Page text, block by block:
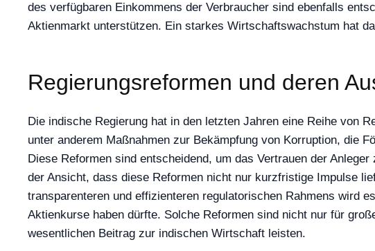
des verfügbaren Einkommens der Verbraucher sind ebenfalls
Aktienmarkt unterstützen. Ein starkes Wirtschaftswachstum hat
Regierungsreformen und deren
Die indische Regierung hat in den letzten Jahren eine Reihe von
unter anderem Maßnahmen zur Bekämpfung von Korruption, die
Diese Reformen sind entscheidend, um das Vertrauen der
der Ansicht, dass diese Reformen nicht nur kurzfristige Impulse
transparenteren und effizienteren regulatorischen Rahmens wird
Aktienkurse haben dürfte. Solche Reformen sind nicht nur für
wesentlichen Beitrag zur indischen Wirtschaft leisten.